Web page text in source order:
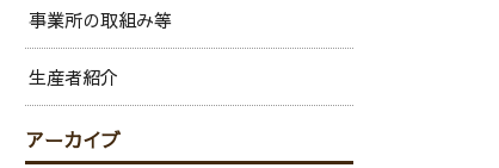
事業所の取組み等
生産者紹介
アーカイブ